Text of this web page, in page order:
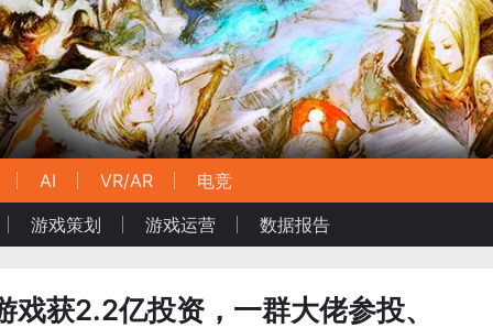
AI VR/AR
电竞
游戏策划
游戏运营 数据报告
戏获2.2亿投资，一群大佬参投、